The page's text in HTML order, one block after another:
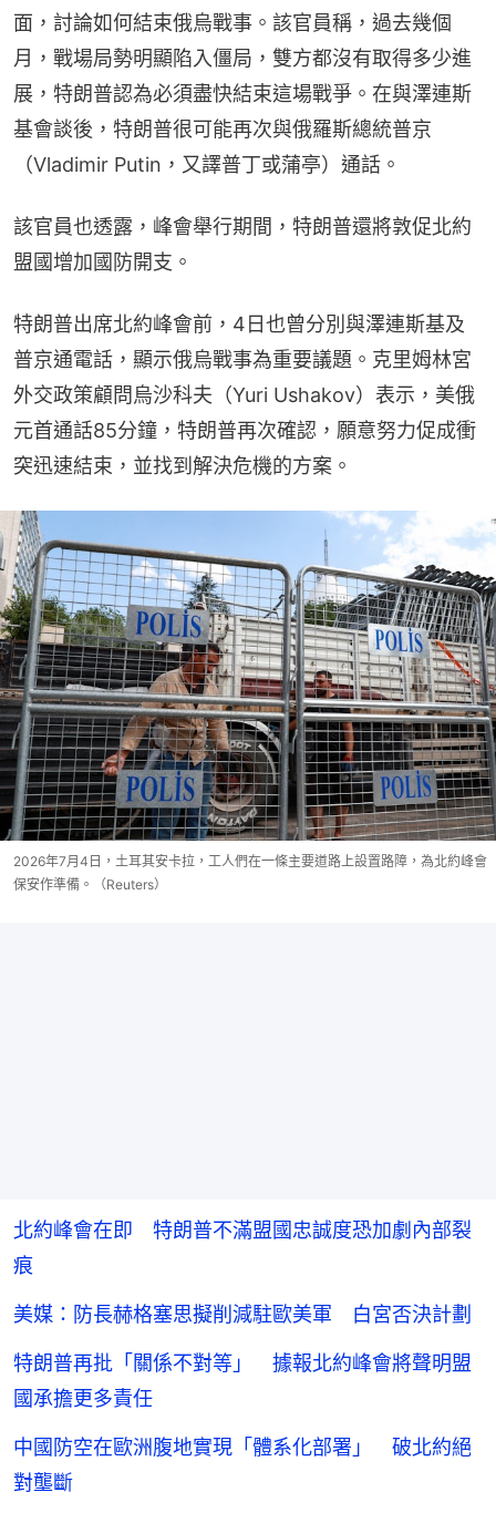
面，討論如何結束俄烏戰事。該官員稱，過去幾個
月，戰場局勢明顯陷入僵局，雙方都沒有取得多少進
展，特朗普認為必須盡快結束這場戰爭。在與澤連斯
基會談後，特朗普很可能再次與俄羅斯總統普京
（Vladimir Putin，又譯普丁或蒲亭）通話。
該官員也透露，峰會舉行期間，特朗普還將敦促北約
盟國增加國防開支。
特朗普出席北約峰會前，4日也曾分別與澤連斯基及
普京通電話，顯示俄烏戰事為重要議題。克里姆林宮
外交政策顧問烏沙科夫（Yuri Ushakov）表示，美俄
元首通話85分鐘，特朗普再次確認，願意努力促成衝
突迅速結束，並找到解決危機的方案。
2026年7月4日，土耳其安卡拉，工人們在一條主要道路上設置路障，為北約峰會
保安作準備。（Reuters）
北約峰會在即 特朗普不滿盟國忠誠度恐加劇內部裂
痕
美媒：防長赫格塞思擬削減駐歐美軍 白宮否決計劃
特朗普再批「關係不對等」 據報北約峰會將聲明盟
國承擔更多責任
中國防空在歐洲腹地實現「體系化部署」 破北約絕
對壟斷